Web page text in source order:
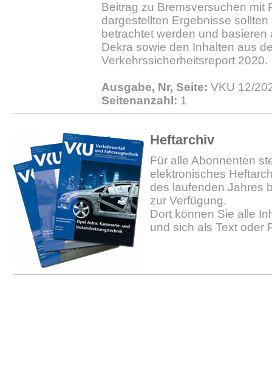
Beitrag zu Bremsversuchen mit
dargestellten Ergebnisse
betrachtet werden und
Dekra sowie den Inhalten aus
Verkehrssicherheitsreport 2020.
Ausgabe, Nr, Seite: VKU 12/
Seitenanzahl: 1
Heftarchiv
Für alle Abonnenten
elektronisches
des laufenden Jahres
zur Verfügung.
Dort können Sie alle
und sich als Text oder